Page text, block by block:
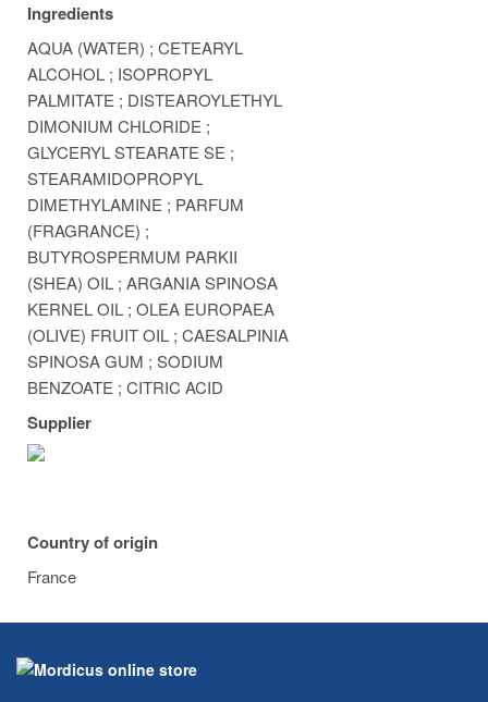
Ingredients
AQUA (WATER) ; CETEARYL
ALCOHOL ; ISOPROPYL
PALMITATE ; DISTEAROYLETHYL
DIMONIUM CHLORIDE ;
GLYCERYL STEARATE SE ;
STEARAMIDOPROPYL
DIMETHYLAMINE ; PARFUM
(FRAGRANCE) ;
BUTYROSPERMUM PARKII
(SHEA) OIL ; ARGANIA SPINOSA
KERNEL OIL ; OLEA EUROPAEA
(OLIVE) FRUIT OIL ; CAESALPINIA
SPINOSA GUM ; SODIUM
BENZOATE ; CITRIC ACID
Supplier
Country of origin
France